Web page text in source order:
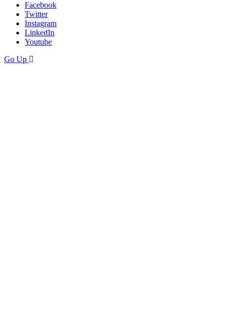
Facebook
Twitter
Instagram
LinkedIn
Youtube
Go Up